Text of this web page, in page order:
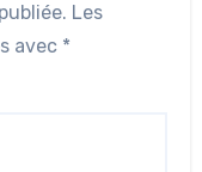
Les
avec *